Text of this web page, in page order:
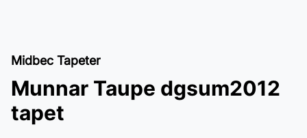
Midbec Tapeter
Munnar Taupe dgsum2012
tapet